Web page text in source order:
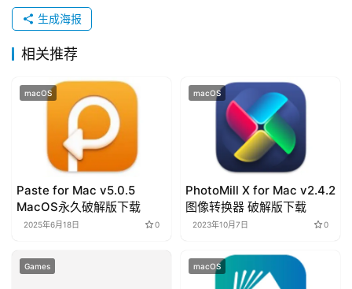
T
t
l
s
生成海报
相关推荐
macOS
Paste for Mac v5.0.5
MacOS永久破解版下载
2025年6月18日 0
macOS
PhotoMill X for Mac v2.4.2
图像转换器 破解版下载
2023年10月7日 0
Games macOS